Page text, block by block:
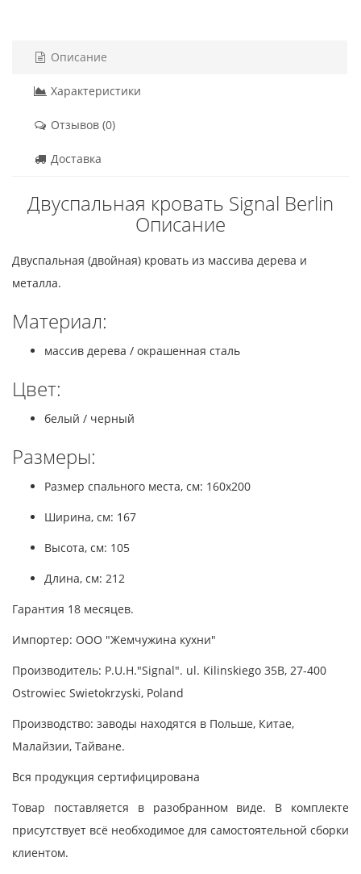
Описание
Характеристики
Отзывов (0)
Доставка
Двуспальная кровать Signal Berlin
Описание
Двуспальная (двойная) кровать из массива дерева и
металла.
Материал:
массив дерева / окрашенная сталь
Цвет:
белый / черный
Размеры:
Размер спального места, см: 160x200
Ширина, см: 167
Высота, см: 105
Длина, см: 212
Гарантия 18 месяцев.
Импортер: ООО "Жемчужина кухни"
Производитель: P.U.H."Signal". ul. Kilinskiego 35B, 27-400
Ostrowiec Swietokrzyski, Poland
Производство: заводы находятся в Польше, Китае,
Малайзии, Тайване.
Вся продукция сертифицирована
Товар поставляется в разобранном виде. В комплекте
присутствует всё необходимое для самостоятельной сборки
клиентом.